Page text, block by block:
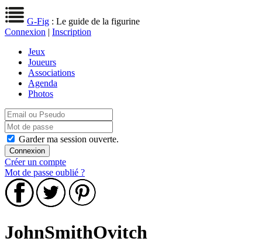
G-Fig : Le guide de la figurine
Connexion | Inscription
Jeux
Joueurs
Associations
Agenda
Photos
Garder ma session ouverte.
Créer un compte
Mot de passe oublié ?
JohnSmithOvitch